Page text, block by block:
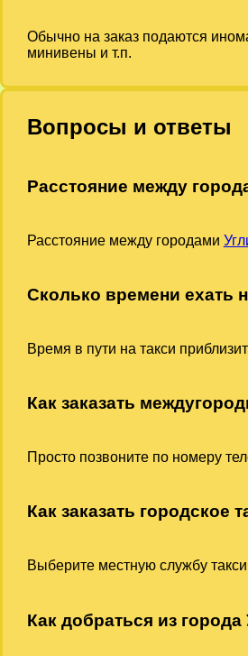
Обычно на заказ подаются
минивены и т.п.
Вопросы и ответы
Расстояние между
Расстояние между городами
Сколько времени ехать
Время в пути на такси
Как заказать
Просто позвоните по номеру
Как заказать городское
Выберите местную службу
Как добраться из